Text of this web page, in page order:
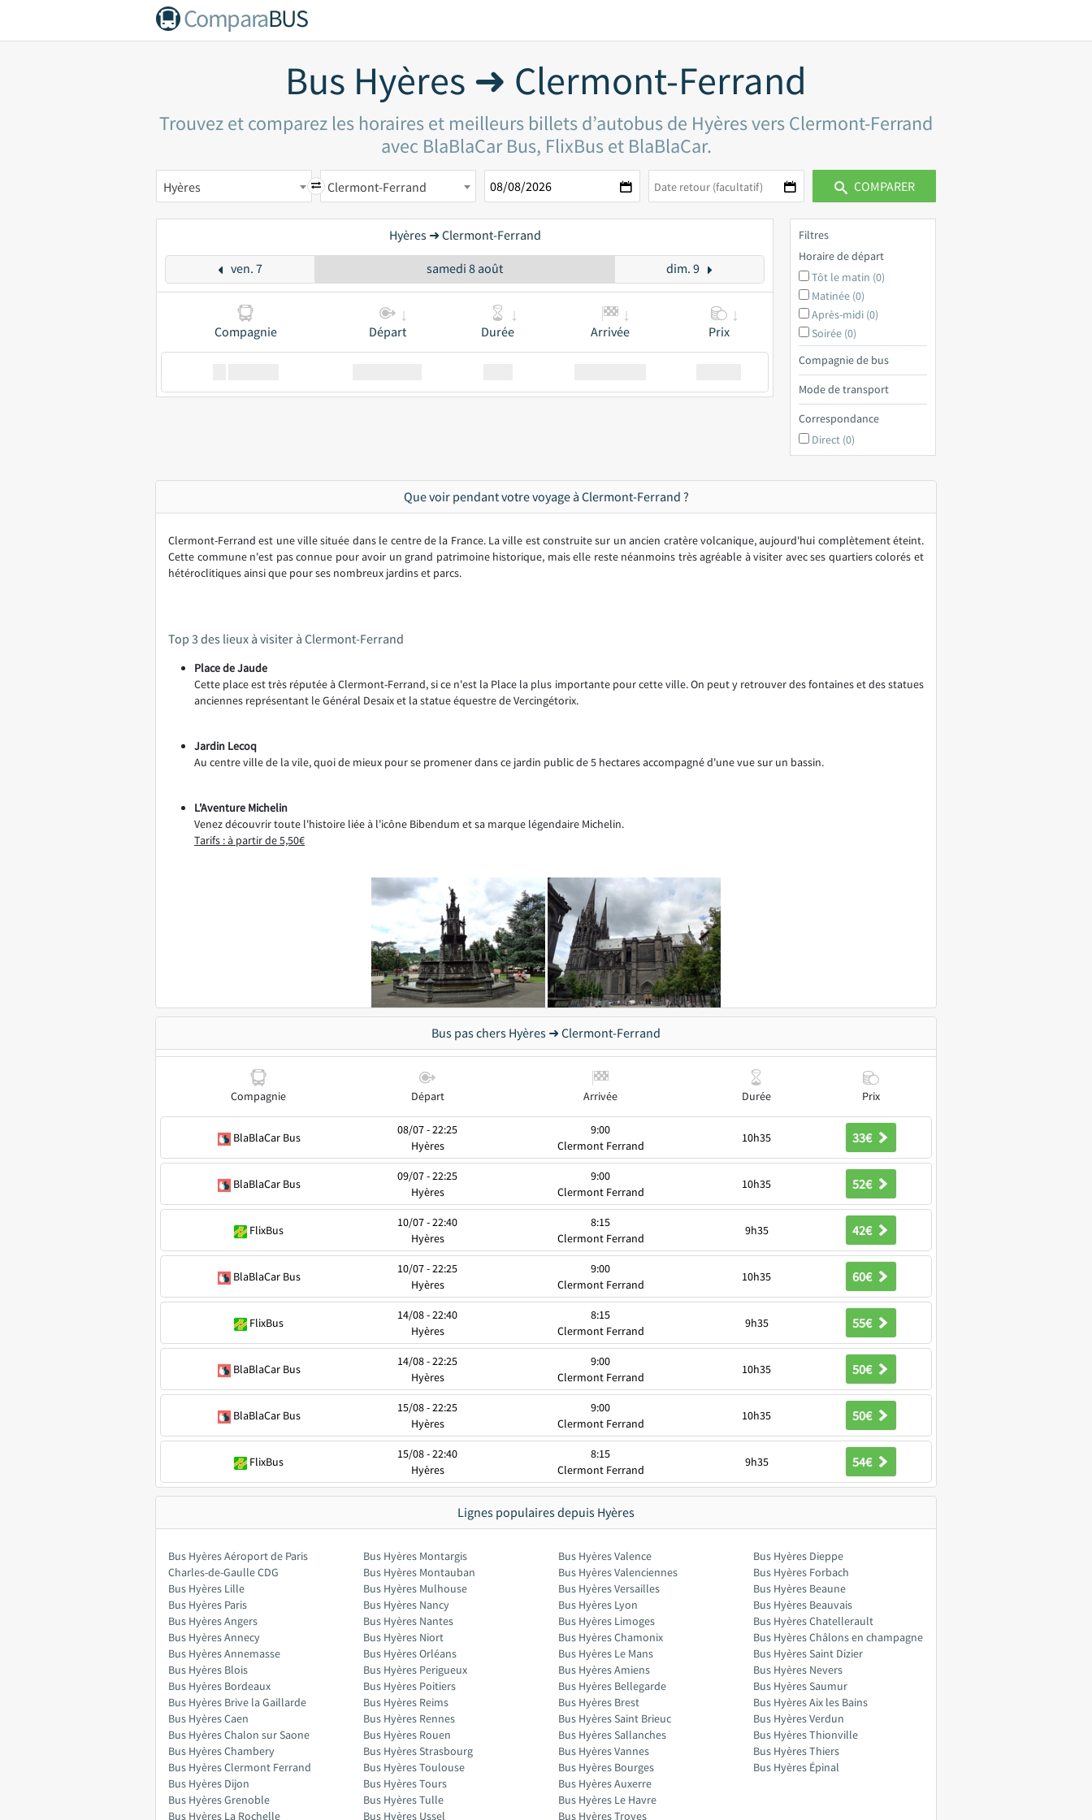
ComparaBUS
Bus Hyères ➜ Clermont-Ferrand
Trouvez et comparez les horaires et meilleurs billets d’autobus de Hyères vers Clermont-Ferrand
avec BlaBlaCar Bus, FlixBus et BlaBlaCar.
Hyères Clermont-Ferrand COMPARER
Hyères ➜ Clermont-Ferrand
ven. 7 samedi 8 août dim. 9
Compagnie Départ Durée Arrivée Prix
Filtres
Horaire de départ
Tôt le matin (0)
Matinée (0)
Après-midi (0)
Soirée (0)
Compagnie de bus
Mode de transport
Correspondance
Direct (0)
Que voir pendant votre voyage à Clermont-Ferrand ?
Clermont-Ferrand est une ville située dans le centre de la France. La ville est construite sur un ancien cratère volcanique, aujourd'hui complètement éteint.
Cette commune n'est pas connue pour avoir un grand patrimoine historique, mais elle reste néanmoins très agréable à visiter avec ses quartiers colorés et
hétéroclitiques ainsi que pour ses nombreux jardins et parcs.
Top 3 des lieux à visiter à Clermont-Ferrand
Place de Jaude
Cette place est très réputée à Clermont-Ferrand, si ce n'est la Place la plus importante pour cette ville. On peut y retrouver des fontaines et des statues
anciennes représentant le Général Desaix et la statue équestre de Vercingétorix.
Jardin Lecoq
Au centre ville de la vile, quoi de mieux pour se promener dans ce jardin public de 5 hectares accompagné d'une vue sur un bassin.
L'Aventure Michelin
Venez découvrir toute l'histoire liée à l'icône Bibendum et sa marque légendaire Michelin.
Tarifs : à partir de 5,50€
Bus pas chers Hyères ➜ Clermont-Ferrand
Compagnie Départ Arrivée Durée Prix
BlaBlaCar Bus
08/07 - 22:25
Hyères
9:00
Clermont Ferrand
10h35 33€
BlaBlaCar Bus
09/07 - 22:25
Hyères
9:00
Clermont Ferrand
10h35 52€
FlixBus
10/07 - 22:40
Hyères
8:15
Clermont Ferrand
9h35 42€
BlaBlaCar Bus
10/07 - 22:25
Hyères
9:00
Clermont Ferrand
10h35 60€
FlixBus
14/08 - 22:40
Hyères
8:15
Clermont Ferrand
9h35 55€
BlaBlaCar Bus
14/08 - 22:25
Hyères
9:00
Clermont Ferrand
10h35 50€
BlaBlaCar Bus
15/08 - 22:25
Hyères
9:00
Clermont Ferrand
10h35 50€
FlixBus
15/08 - 22:40
Hyères
8:15
Clermont Ferrand
9h35 54€
Lignes populaires depuis Hyères
Bus Hyères Aéroport de Paris
Charles-de-Gaulle CDG
Bus Hyères Lille
Bus Hyères Paris
Bus Hyères Angers
Bus Hyères Annecy
Bus Hyères Annemasse
Bus Hyères Blois
Bus Hyères Bordeaux
Bus Hyères Brive la Gaillarde
Bus Hyères Caen
Bus Hyères Chalon sur Saone
Bus Hyères Chambery
Bus Hyères Clermont Ferrand
Bus Hyères Dijon
Bus Hyères Grenoble
Bus Hyères La Rochelle
Bus Hyères Montargis
Bus Hyères Montauban
Bus Hyères Mulhouse
Bus Hyères Nancy
Bus Hyères Nantes
Bus Hyères Niort
Bus Hyères Orléans
Bus Hyères Perigueux
Bus Hyères Poitiers
Bus Hyères Reims
Bus Hyères Rennes
Bus Hyères Rouen
Bus Hyères Strasbourg
Bus Hyères Toulouse
Bus Hyères Tours
Bus Hyères Tulle
Bus Hyères Ussel
Bus Hyères Valence
Bus Hyères Valenciennes
Bus Hyères Versailles
Bus Hyères Lyon
Bus Hyères Limoges
Bus Hyères Chamonix
Bus Hyères Le Mans
Bus Hyères Amiens
Bus Hyères Bellegarde
Bus Hyères Brest
Bus Hyères Saint Brieuc
Bus Hyères Sallanches
Bus Hyères Vannes
Bus Hyères Bourges
Bus Hyères Auxerre
Bus Hyères Le Havre
Bus Hyères Troyes
Bus Hyères Dieppe
Bus Hyères Forbach
Bus Hyères Beaune
Bus Hyères Beauvais
Bus Hyères Chatellerault
Bus Hyères Châlons en champagne
Bus Hyères Saint Dizier
Bus Hyères Nevers
Bus Hyères Saumur
Bus Hyères Aix les Bains
Bus Hyères Verdun
Bus Hyères Thionville
Bus Hyères Thiers
Bus Hyères Épinal